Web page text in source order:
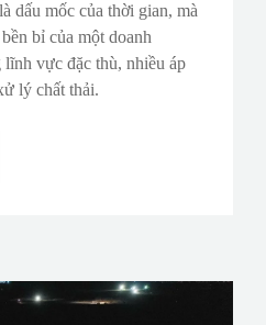
dấu mốc của thời gian, mà
bỉ của một doanh
vực đặc thù, nhiều áp
lý chất thải.